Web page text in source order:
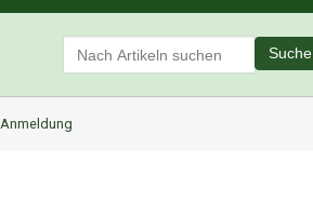
Suche
Anmeldung